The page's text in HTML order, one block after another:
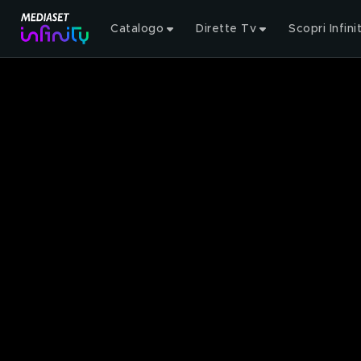
Catalogo Dirette Tv Scopri